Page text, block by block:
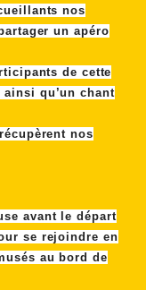
nos
un apéro
de cette
qu’un chant
nos
avant le départ
se rejoindre en
au bord de